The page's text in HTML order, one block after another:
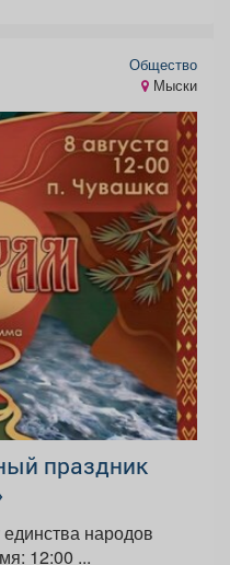
Общество
Мыски
праздник
народов
России! Дата: 8 августа Время: 12:00 ...